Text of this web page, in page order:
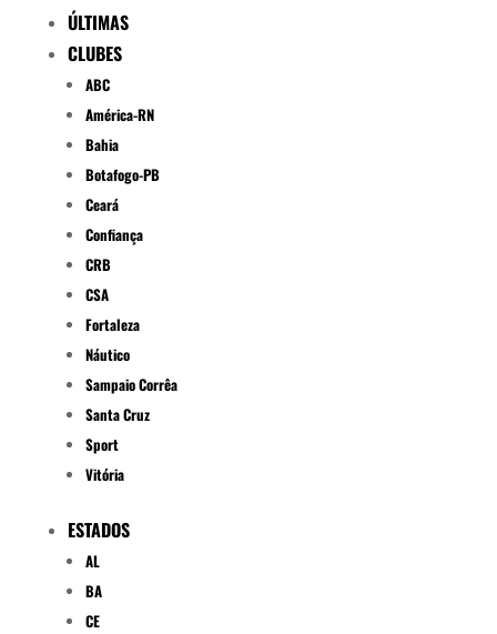
ÚLTIMAS
CLUBES
ABC
América-RN
Bahia
Botafogo-PB
Ceará
Confiança
CRB
CSA
Fortaleza
Náutico
Sampaio Corrêa
Santa Cruz
Sport
Vitória
ESTADOS
AL
BA
CE